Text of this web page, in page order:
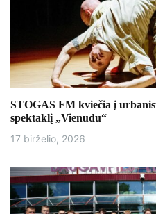
STOGAS FM kviečia į
spektaklį „Vienudu“
17 birželio, 2026